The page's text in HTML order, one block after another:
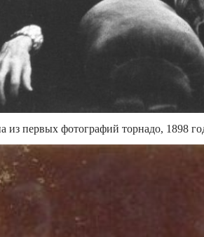
из первых фотографий торнадо, 1898